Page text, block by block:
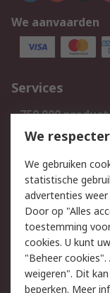
We aanvaarden
Services
750.000
Bestellen
Track & Trace
Wettelijk
Cookiebeleid
Privacybeleid
Algemene
We
We gebruiken
statistische
advertenties
Door op "Alles
toestemming
cookies. U kunt
"Beheer
weigeren". Dit
beperken. Meer